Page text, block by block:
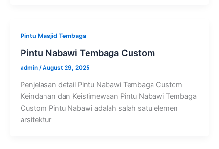
Pintu Masjid Tembaga
Pintu Nabawi Tembaga Custom
admin /August 29, 2025
Penjelasan detail Pintu Nabawi Tembaga Custom
Keindahan dan Keistimewaan Pintu Nabawi Tembaga
Custom Pintu Nabawi adalah salah satu elemen
arsitektur